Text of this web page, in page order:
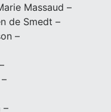
Massaud –
de Smedt –
–
–